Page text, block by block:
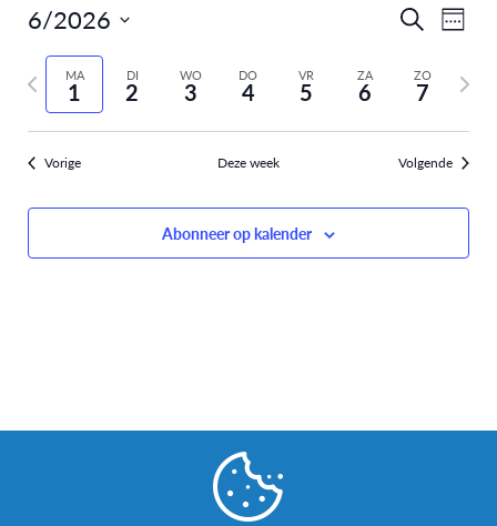
Zoeken
en
ZoekenWeek
6/2026
Selecteer
datumMA
1
DI
2
WO
3
DO
4
VR
5
ZA
6
ZO
7
vorige
week
Vorige Deze week Volgende
Abonneer op kalender